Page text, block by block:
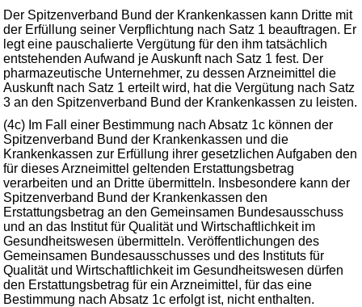
Der Spitzenverband Bund der Krankenkassen kann Dritte mit
der Erfüllung seiner Verpflichtung nach Satz 1 beauftragen. Er
legt eine pauschalierte Vergütung für den ihm tatsächlich
entstehenden Aufwand je Auskunft nach Satz 1 fest. Der
pharmazeutische Unternehmer, zu dessen Arzneimittel die
Auskunft nach Satz 1 erteilt wird, hat die Vergütung nach Satz
3 an den Spitzenverband Bund der Krankenkassen zu leisten.
(4c) Im Fall einer Bestimmung nach Absatz 1c können der
Spitzenverband Bund der Krankenkassen und die
Krankenkassen zur Erfüllung ihrer gesetzlichen Aufgaben den
für dieses Arzneimittel geltenden Erstattungsbetrag
verarbeiten und an Dritte übermitteln. Insbesondere kann der
Spitzenverband Bund der Krankenkassen den
Erstattungsbetrag an den Gemeinsamen Bundesausschuss
und an das Institut für Qualität und Wirtschaftlichkeit im
Gesundheitswesen übermitteln. Veröffentlichungen des
Gemeinsamen Bundesausschusses und des Instituts für
Qualität und Wirtschaftlichkeit im Gesundheitswesen dürfen
den Erstattungsbetrag für ein Arzneimittel, für das eine
Bestimmung nach Absatz 1c erfolgt ist, nicht enthalten.